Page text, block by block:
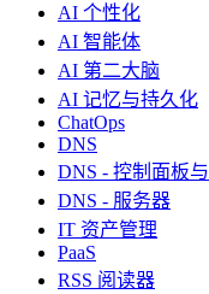
AI 个性化
AI 智能体
AI 第二大脑
AI 记忆与持久化
ChatOps
DNS
DNS - 控制面板
DNS - 服务器
IT 资产管理
PaaS
RSS 阅读器